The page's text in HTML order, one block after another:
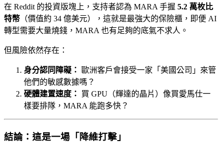
在 Reddit 的投資版塊上，支持者認為 MARA 手握 5.2 萬枚比
特幣 （價值約 34 億美元），這就是最強大的保險櫃，即便 AI
轉型需要大量燒錢，MARA 也有足夠的底氣不求人。
但風險依然存在：
身分認同障礙：
歐洲客戶會接受一家「美國公司」來管
他們的敏感數據嗎？
硬體建置速度：
買 GPU（輝達的晶片）像買愛馬仕一
樣要排隊，MARA 能跑多快？
結論：這是一場「降維打擊」